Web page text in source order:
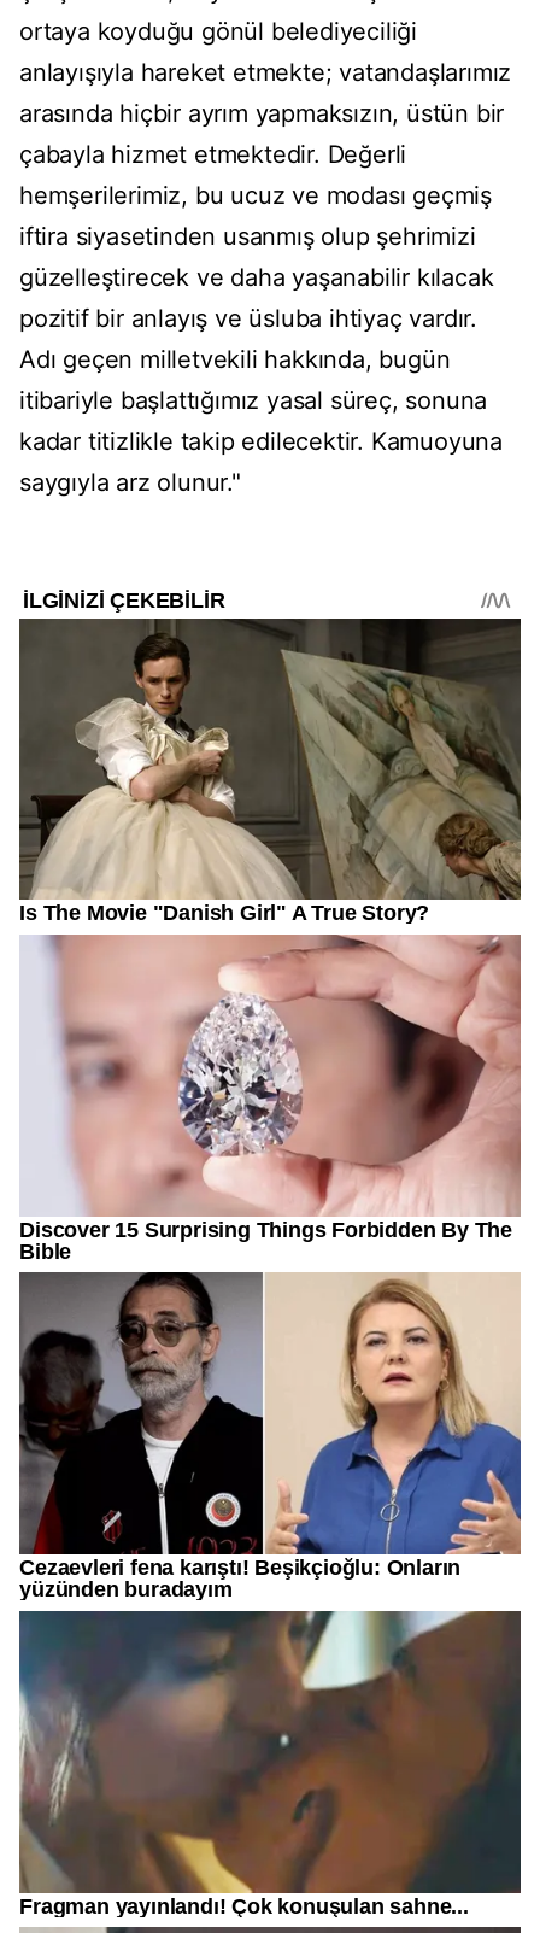
ortaya koyduğu gönül belediyeciliği
anlayışıyla hareket etmekte; vatandaşlarımız
arasında hiçbir ayrım yapmaksızın, üstün bir
çabayla hizmet etmektedir. Değerli
hemşerilerimiz, bu ucuz ve modası geçmiş
iftira siyasetinden usanmış olup şehrimizi
güzelleştirecek ve daha yaşanabilir kılacak
pozitif bir anlayış ve üsluba ihtiyaç vardır.
Adı geçen milletvekili hakkında, bugün
itibariyle başlattığımız yasal süreç, sonuna
kadar titizlikle takip edilecektir. Kamuoyuna
saygıyla arz olunur."